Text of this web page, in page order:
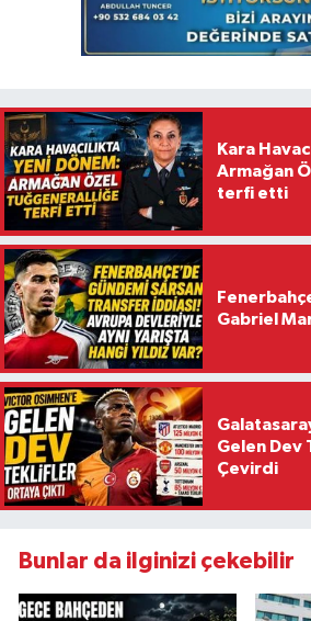
Kara
Armağan
terfi etti
Gabriel
Gelen Dev
Çevirdi
Bunlar da ilginizi çekebilir